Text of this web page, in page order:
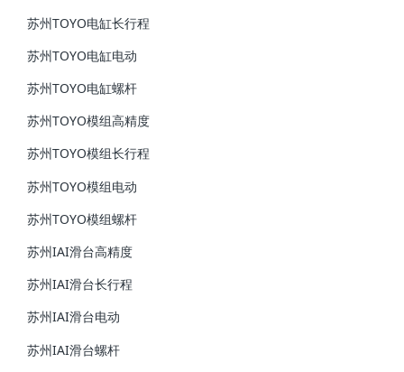
苏州TOYO电缸长行程
苏州TOYO电缸电动
苏州TOYO电缸螺杆
苏州TOYO模组高精度
苏州TOYO模组长行程
苏州TOYO模组电动
苏州TOYO模组螺杆
苏州IAI滑台高精度
苏州IAI滑台长行程
苏州IAI滑台电动
苏州IAI滑台螺杆